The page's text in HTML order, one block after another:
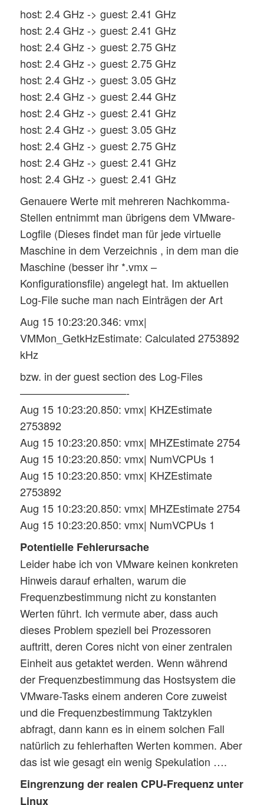
host: 2.4 GHz -> guest: 2.41 GHz
host: 2.4 GHz -> guest: 2.41 GHz
host: 2.4 GHz -> guest: 2.75 GHz
host: 2.4 GHz -> guest: 2.75 GHz
host: 2.4 GHz -> guest: 3.05 GHz
host: 2.4 GHz -> guest: 2.44 GHz
host: 2.4 GHz -> guest: 2.41 GHz
host: 2.4 GHz -> guest: 3.05 GHz
host: 2.4 GHz -> guest: 2.75 GHz
host: 2.4 GHz -> guest: 2.41 GHz
host: 2.4 GHz -> guest: 2.41 GHz
Genauere Werte mit mehreren Nachkomma-
Stellen entnimmt man übrigens dem VMware-
Logfile (Dieses findet man für jede virtuelle
Maschine in dem Verzeichnis , in dem man die
Maschine (besser ihr *.vmx –
Konfigurationsfile) angelegt hat. Im aktuellen
Log-File suche man nach Einträgen der Art
Aug 15 10:23:20.346: vmx|
VMMon_GetkHzEstimate: Calculated 2753892
kHz
bzw. in der guest section des Log-Files
——————————-
Aug 15 10:23:20.850: vmx| KHZEstimate
2753892
Aug 15 10:23:20.850: vmx| MHZEstimate 2754
Aug 15 10:23:20.850: vmx| NumVCPUs 1
Aug 15 10:23:20.850: vmx| KHZEstimate
2753892
Aug 15 10:23:20.850: vmx| MHZEstimate 2754
Aug 15 10:23:20.850: vmx| NumVCPUs 1
Potentielle Fehlerursache
Leider habe ich von VMware keinen konkreten
Hinweis darauf erhalten, warum die
Frequenzbestimmung nicht zu konstanten
Werten führt. Ich vermute aber, dass auch
dieses Problem speziell bei Prozessoren
auftritt, deren Cores nicht von einer zentralen
Einheit aus getaktet werden. Wenn während
der Frequenzbestimmung das Hostsystem die
VMware-Tasks einem anderen Core zuweist
und die Frequenzbestimmung Taktzyklen
abfragt, dann kann es in einem solchen Fall
natürlich zu fehlerhaften Werten kommen. Aber
das ist wie gesagt ein wenig Spekulation ….
Eingrenzung der realen CPU-Frequenz unter
Linux